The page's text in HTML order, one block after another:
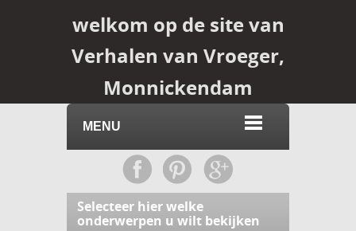
welkom op de site van
Verhalen van Vroeger,
Monnickendam
MENU
Selecteer hier welke
onderwerpen u wilt bekijken